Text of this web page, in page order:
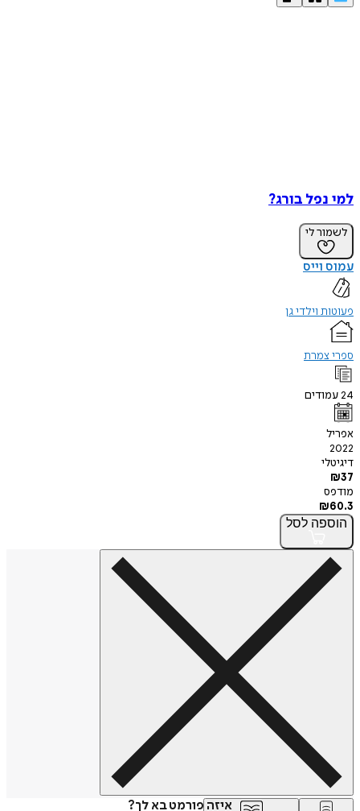
למי נפל בורג?
לשמור לי
עמוס וייס
פעוטות וילדי גן
ספרי צמרת
24עמודים
אפריל
2022
דיגיטלי
₪37
מודפס
₪60.3
הוספה לסל
איזה פורמט בא לך?